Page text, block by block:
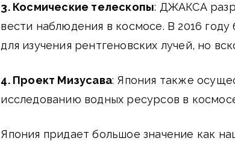
3. Космические телескопы: ДЖАКСА
вести наблюдения в космосе. В 2016
для изучения рентгеновских лучей, но
4. Проект Мизусава: Япония также
исследованию водных ресурсов в
Япония придает большое значение как